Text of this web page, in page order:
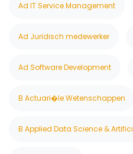
Ad IT Service Management
Ad Juridisch medewerker
Ad Software Development
B Actuari�le Wetenschappen
B Applied Data Science &